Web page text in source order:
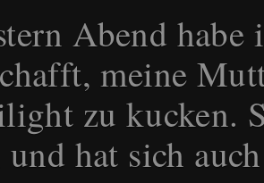
Abend habe
meine
zu kucken.
hat sich